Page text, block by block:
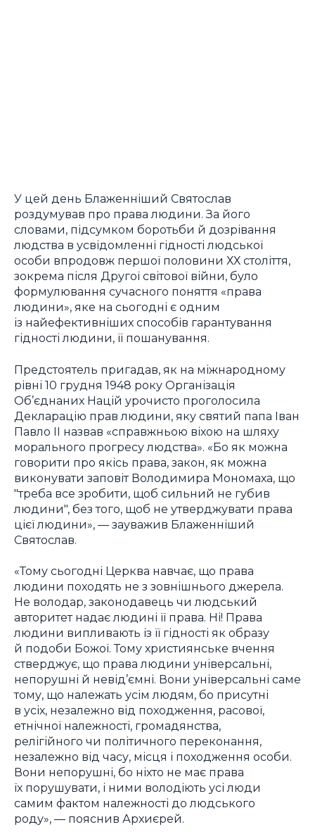
У цей день Блаженніший Святослав
роздумував про права людини. За його
словами, підсумком боротьби й дозрівання
людства в усвідомленні гідності людської
особи впродовж першої половини ХХ століття,
зокрема після Другої світової війни, було
формулювання сучасного поняття «права
людини», яке на сьогодні є одним
із найефективніших способів гарантування
гідності людини, її пошанування.
Предстоятель пригадав, як на міжнародному
рівні 10 грудня 1948 року Організація
Об’єднаних Націй урочисто проголосила
Декларацію прав людини, яку святий папа Іван
Павло ІІ назвав «справжньою віхою на шляху
морального прогресу людства». «Бо як можна
говорити про якісь права, закон, як можна
виконувати заповіт Володимира Мономаха, що
"треба все зробити, щоб сильний не губив
людини", без того, щоб не утверджувати права
цієї людини», — зауважив Блаженніший
Святослав.
«Тому сьогодні Церква навчає, що права
людини походять не з зовнішнього джерела.
Не володар, законодавець чи людський
авторитет надає людині її права. Ні! Права
людини випливають із її гідності як образу
й подоби Божої. Тому християнське вчення
стверджує, що права людини універсальні,
непорушні й невід’ємні. Вони універсальні саме
тому, що належать усім людям, бо присутні
в усіх, незалежно від походження, расової,
етнічної належності, громадянства,
релігійного чи політичного переконання,
незалежно від часу, місця і походження особи.
Вони непорушні, бо ніхто не має права
їх порушувати, і ними володіють усі люди
самим фактом належності до людського
роду», — пояснив Архиєрей.